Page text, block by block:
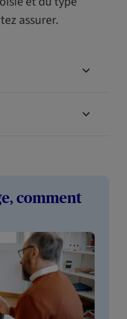
assurer.
comment